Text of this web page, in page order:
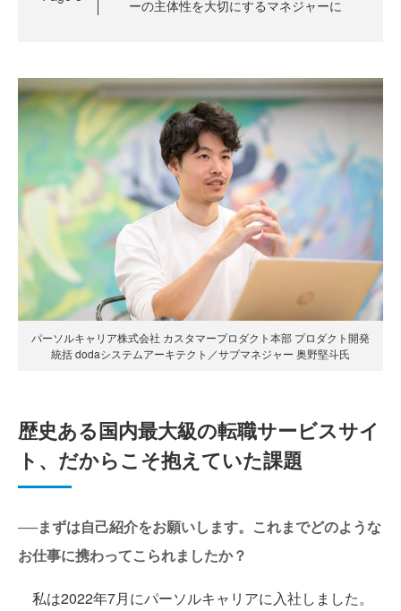
ーの主体性を大切にするマネジャーに
パーソルキャリア株式会社 カスタマープロダクト本部 プロダクト開発
統括 dodaシステムアーキテクト／サブマネジャー 奥野堅斗氏
歴史ある国内最大級の転職サービスサイ
ト、だからこそ抱えていた課題
──まずは自己紹介をお願いします。これまでどのような
お仕事に携わってこられましたか？
私は2022年7月にパーソルキャリアに入社しました。